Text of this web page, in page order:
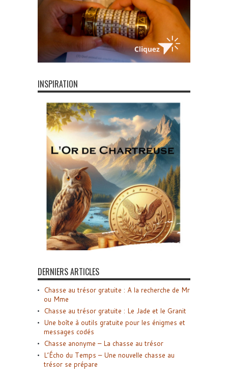
INSPIRATION
DERNIERS ARTICLES
Chasse au trésor gratuite : A la recherche de Mr
ou Mme
Chasse au trésor gratuite : Le Jade et le Granit
Une boîte à outils gratuite pour les énigmes et
messages codés
Chasse anonyme – La chasse au trésor
L’Écho du Temps – Une nouvelle chasse au
trésor se prépare